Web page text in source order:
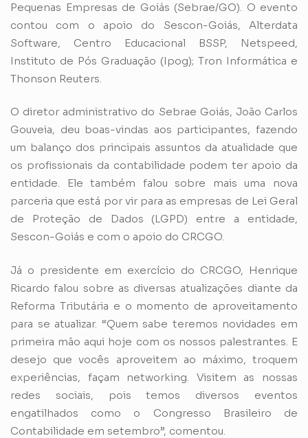
Pequenas Empresas de Goiás (Sebrae/GO). O evento
contou com o apoio do Sescon-Goiás, Alterdata
Software, Centro Educacional BSSP, Netspeed,
Instituto de Pós Graduação (Ipog); Tron Informática e
Thonson Reuters.
O diretor administrativo do Sebrae Goiás, João Carlos
Gouveia, deu boas-vindas aos participantes, fazendo
um balanço dos principais assuntos da atualidade que
os profissionais da contabilidade podem ter apoio da
entidade. Ele também falou sobre mais uma nova
parceria que está por vir para as empresas de Lei Geral
de Proteção de Dados (LGPD) entre a entidade,
Sescon-Goiás e com o apoio do CRCGO.
Já o presidente em exercício do CRCGO, Henrique
Ricardo falou sobre as diversas atualizações diante da
Reforma Tributária e o momento de aproveitamento
para se atualizar. “Quem sabe teremos novidades em
primeira mão aqui hoje com os nossos palestrantes. E
desejo que vocês aproveitem ao máximo, troquem
experiências, façam networking. Visitem as nossas
redes sociais, pois temos diversos eventos
engatilhados como o Congresso Brasileiro de
Contabilidade em setembro”, comentou.